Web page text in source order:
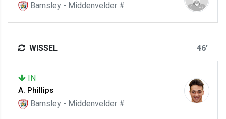
Barnsley - Middenvelder #
WISSEL 46'
IN
A. Phillips
Barnsley - Middenvelder #